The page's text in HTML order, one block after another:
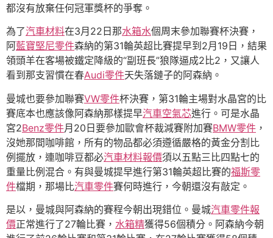
都沒有放棄任何冠軍獎杯的爭奪。
為了汽車材料在3月22日那水箱水個周末參加聯賽杯決賽，
阿藍寶堅尼零件森納的第31輪英超比賽提早到2月19日，結果
領頭羊在客場被鐵定降級的“副班長”狼隊逼成2比2，又讓人
看到那支習慣在春Audi零件天失落鏈子的阿森納。
曼城也要參加聯賽VW零件杯決賽，第31輪主場對水晶宮的比
賽底本也應該像阿森納那樣提早汽車空氣芯進行。可是水晶
宮2Benz零件月20日要參加歐會杯裁減賽附加賽BMW零件 ，
沒她那間咖啡館，所有的物品都必須遵循嚴格的黃金分割比
例擺放，連咖啡豆都必汽車材料報價須以五點三比四點七的
重量比例混合。有與曼城提早進行第31輪英超比賽的福斯零
件檔期，那場比汽車零件賽何時進行，今朝還沒有敲定。
是以，曼城與阿森納的賽程今朝出現錯位。曼城汽車零件報
價正常進行了27輪比賽， 水箱精獲得56個積分。阿森納今朝